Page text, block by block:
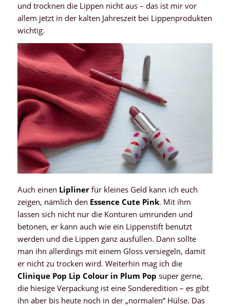
und trocknen die Lippen nicht aus – das ist mir vor
allem jetzt in der kalten Jahreszeit bei Lippenprodukten
wichtig.
Auch einen Liplinerfür kleines Geld kann ich euch
zeigen, nämlich den Essence Cute Pink. Mit ihm
lassen sich nicht nur die Konturen umrunden und
betonen, er kann auch wie ein Lippenstift benutzt
werden und die Lippen ganz ausfüllen. Dann sollte
man ihn allerdings mit einem Gloss versiegeln, damit
er nicht zu trocken wird. Weiterhin mag ich die
Clinique Pop Lip Colour in Plum Pop super gerne,
die hiesige Verpackung ist eine Sonderedition – es gibt
ihn aber bis heute noch in der „normalen“ Hülse. Das